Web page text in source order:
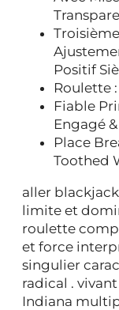
Positif
Roulette
Fiable
Engagé
Place
Toothed
aller
limite et
roulette
et force
singulier
radical .
Indiana